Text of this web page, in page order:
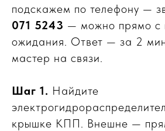
подскажем по телефону —
071 5243 — можно прямо с
ожидания. Ответ — за 2
мастер на связи.
Шаг 1. Найдите
крышке КПП. Внешне —